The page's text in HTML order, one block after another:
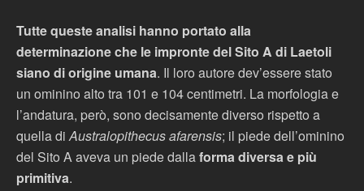
Tutte queste analisi hanno portato alla
determinazione che le impronte del Sito A di Laetoli
siano di origine umana. Il loro autore dev’essere stato
un ominino alto tra 101 e 104 centimetri. La morfologia e
l’andatura, però, sono decisamente diverso rispetto a
quella diAustralopithecus afarensis; il piede dell’ominino
del Sito A aveva un piede dallaforma diversa e più
primitiva.